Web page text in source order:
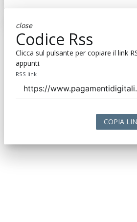
close
Codice Rss
Clicca sul pulsante per copiare il link
appunti.
RSS link
COPIA